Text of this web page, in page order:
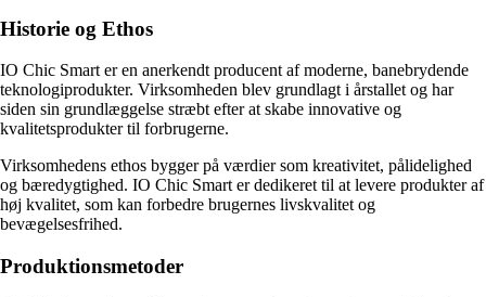
Historie og Ethos
IO Chic Smart er en anerkendt producent af moderne, banebrydende
teknologiprodukter. Virksomheden blev grundlagt i årstallet og har
siden sin grundlæggelse stræbt efter at skabe innovative og
kvalitetsprodukter til forbrugerne.
Virksomhedens ethos bygger på værdier som kreativitet, pålidelighed
og bæredygtighed. IO Chic Smart er dedikeret til at levere produkter af
høj kvalitet, som kan forbedre brugernes livskvalitet og
bevægelsesfrihed.
Produktionsmetoder